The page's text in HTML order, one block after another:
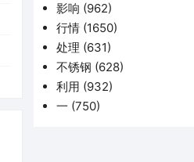
影响 (962)
行情 (1650)
处理 (631)
不锈钢 (628)
利用 (932)
一 (750)